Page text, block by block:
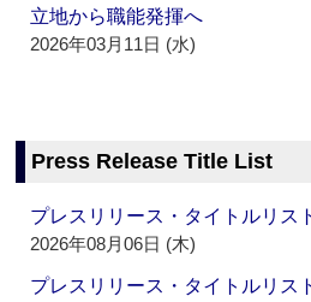
立地から職能発揮へ
2026年03月11日 (水)
Press Release Title List
プレスリリース・タイトルリ
2026年08月06日 (木)
プレスリリース・タイトルリ